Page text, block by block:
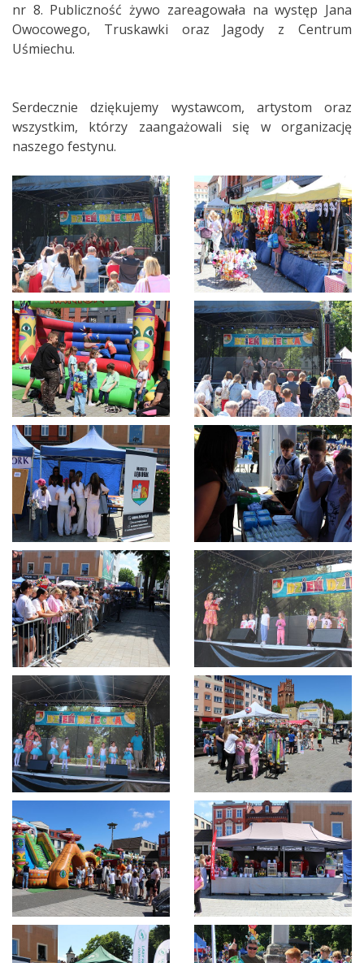
nr 8. Publiczność żywo zareagowała na występ Jana
Owocowego, Truskawki oraz Jagody z Centrum
Uśmiechu.
Serdecznie dziękujemy wystawcom, artystom oraz
wszystkim, którzy zaangażowali się w organizację
naszego festynu.